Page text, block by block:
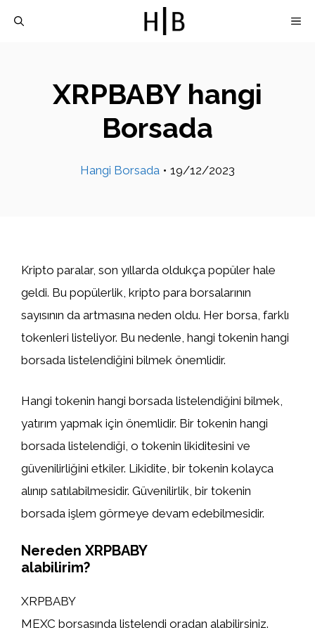
XRPBABY hangi
Borsada
Hangi Borsada • 19/12/2023
Kripto paralar, son yıllarda oldukça popüler hale
geldi. Bu popülerlik, kripto para borsalarının
sayısının da artmasına neden oldu. Her borsa, farklı
tokenleri listeliyor. Bu nedenle, hangi tokenin hangi
borsada listelendiğini bilmek önemlidir.
Hangi tokenin hangi borsada listelendiğini bilmek,
yatırım yapmak için önemlidir. Bir tokenin hangi
borsada listelendiği, o tokenin likiditesini ve
güvenilirliğini etkiler. Likidite, bir tokenin kolayca
alınıp satılabilmesidir. Güvenilirlik, bir tokenin
borsada işlem görmeye devam edebilmesidir.
Nereden XRPBABY
alabilirim?
XRPBABY
MEXC borsasında listelendi oradan alabilirsiniz.